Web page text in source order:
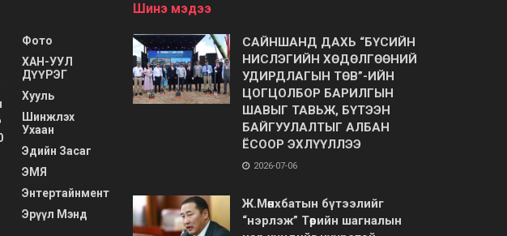
Фото
ХАН-УУЛ
ДҮҮРЭГ
Хууль
Шинжлэх
Ухаан
Эдийн Засаг
ЭМЯ
Энтертайнмент
Эрүүл Мэнд
Шинэ мэдээ
САЙНШАНД ДАХЬ “БҮСИЙН
НИСЛЭГИЙН ХӨДӨЛГӨӨНИЙ
УДИРДЛАГЫН ТӨВ”-ИЙН
ЦОГЦОЛБОР БАРИЛГЫН
ШАВЫГ ТАВЬЖ, БҮТЭЭН
БАЙГУУЛАЛТЫГ АЛБАН
ЁСООР ЭХЛҮҮЛЛЭЭ
2026-07-06
Ж.Мөнхбатын бүтээлийг
“нэрлэж” Төрийн шагналын